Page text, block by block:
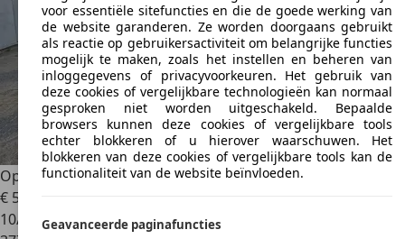
Opel MovanoL2H2 3500 2.3 CDTi 125
€ 5.748
10/2016
voor essentiële sitefuncties en die de goede werking van
de website garanderen. Ze worden doorgaans gebruikt
als reactie op gebruikersactiviteit om belangrijke functies
mogelijk te maken, zoals het instellen en beheren van
inloggegevens of privacyvoorkeuren. Het gebruik van
deze cookies of vergelijkbare technologieën kan normaal
gesproken niet worden uitgeschakeld. Bepaalde
browsers kunnen deze cookies of vergelijkbare tools
echter blokkeren of u hierover waarschuwen. Het
blokkeren van deze cookies of vergelijkbare tools kan de
functionaliteit van de website beïnvloeden.
Geavanceerde paginafuncties